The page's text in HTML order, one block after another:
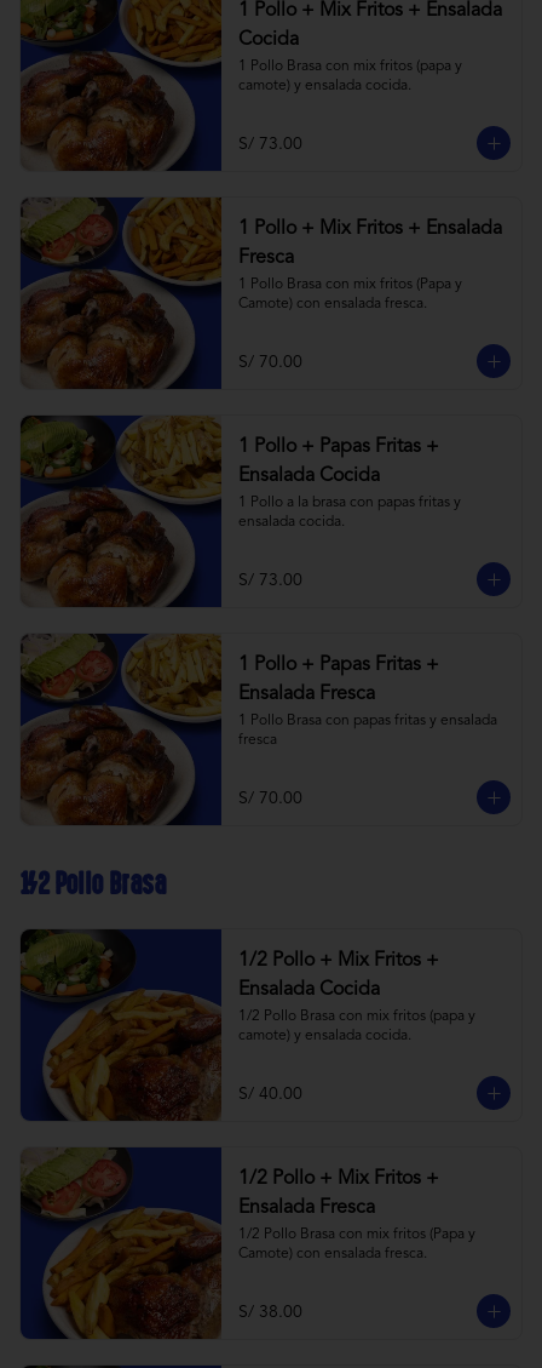
1 Pollo + Mix Fritos + Ensalada
Cocida
1 Pollo Brasa con mix fritos (papa y
camote) y ensalada cocida.
S/ 73.00
1 Pollo + Mix Fritos + Ensalada
Fresca
1 Pollo Brasa con mix fritos (Papa y
Camote) con ensalada fresca.
S/ 70.00
1 Pollo + Papas Fritas +
Ensalada Cocida
1 Pollo a la brasa con papas fritas y
ensalada cocida.
S/ 73.00
1 Pollo + Papas Fritas +
Ensalada Fresca
1 Pollo Brasa con papas fritas y ensalada
fresca
S/ 70.00
1/2 Pollo Brasa
1/2 Pollo + Mix Fritos +
Ensalada Cocida
1/2 Pollo Brasa con mix fritos (papa y
camote) y ensalada cocida.
S/ 40.00
1/2 Pollo + Mix Fritos +
Ensalada Fresca
1/2 Pollo Brasa con mix fritos (Papa y
Camote) con ensalada fresca.
S/ 38.00